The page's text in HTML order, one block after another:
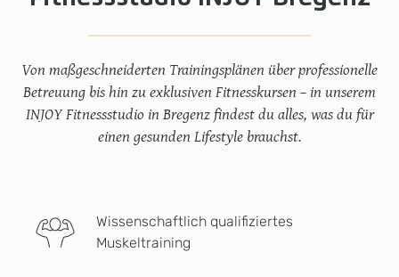
Von maßgeschneiderten Trainingsplänen über professionelle
Betreuung bis hin zu exklusiven Fitnesskursen – in unserem
INJOY Fitnessstudio in Bregenz findest du alles, was du für
einen gesunden Lifestyle brauchst.
Wissenschaftlich qualifiziertes
Muskeltraining